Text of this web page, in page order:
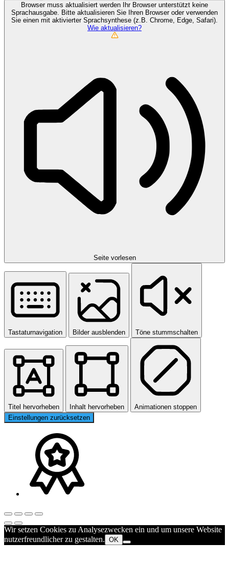
Browser muss aktualisiert werden Ihr Browser unterstützt keine
Sprachausgabe. Bitte aktualisieren Sie Ihren Browser oder verwenden
Sie einen mit aktivierter Sprachsynthese (z.B. Chrome, Edge, Safari).
Wie aktualisieren?
Seite vorlesen
Tastaturnavigation Bilder ausblenden Töne stummschalten
Titel hervorheben Inhalt hervorheben
Animationen stoppen
Einstellungen zurücksetzen
Wir setzen Cookies zu Analysezwecken ein und um unsere Website
nutzerfreundlicher zu gestalten. OK